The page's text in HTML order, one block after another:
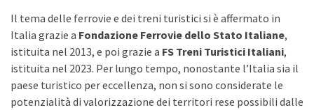
Il tema delle ferrovie e dei treni turistici si è affermato in
Italia grazie a Fondazione Ferrovie dello Stato Italiane,
istituita nel 2013, e poi grazie a FS Treni Turistici Italiani,
istituita nel 2023. Per lungo tempo, nonostante l’Italia sia il
paese turistico per eccellenza, non si sono considerate le
potenzialità di valorizzazione dei territori rese possibili dalle